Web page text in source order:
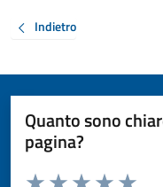
Indietro
Quanto sono
pagina?
Valuta da 1 a 5 stelle la